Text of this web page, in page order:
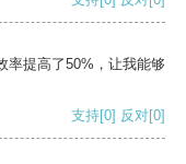
率提高了50%，让我能够
支持[0] 反对[0]